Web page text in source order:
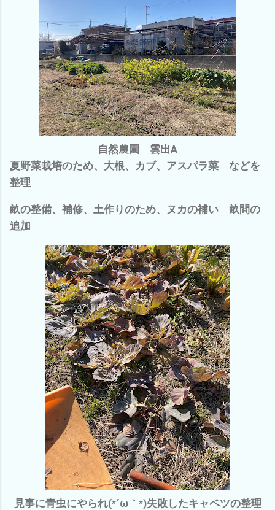
自然農園 雲出A
夏野菜栽培のため、大根、カブ、アスパラ菜 などを
整理
畝の整備、補修、土作りのため、ヌカの補い 畝間の
追加
見事に青虫にやられ(*´ω｀*)失敗したキャベツの整理